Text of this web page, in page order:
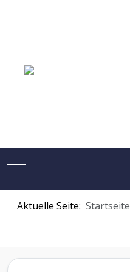
Mobile Menu Toggle
Aktuelle Seite: Startseite